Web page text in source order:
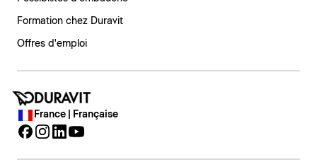
Formation chez Duravit
Offres d'emploi
France | Française